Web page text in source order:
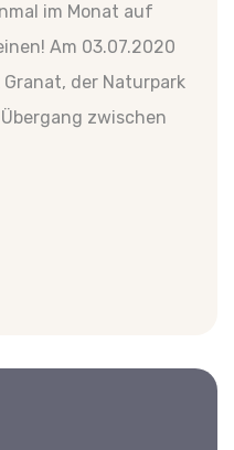
im Monat auf
Am 03.07.2020
der Naturpark
zwischen